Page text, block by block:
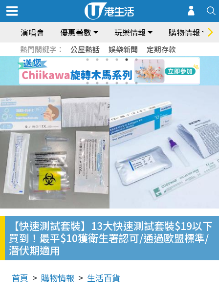
演唱會 優惠著數 玩樂情報 購物情報
熱門關鍵字： 公屋熱話 娛樂新聞 定期存款
【快速測試套裝】13大快速測試套裝$19以下
買到！最平$10獲衛生署認可/通過歐盟標準/
潛伏期適用
首頁 購物情報 生活百貨